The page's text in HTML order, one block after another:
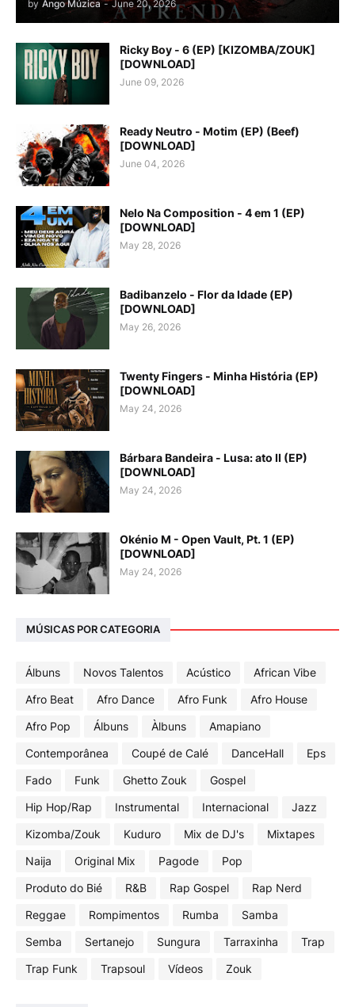
by Ango Múzica - June 20, 2026
Ricky Boy - 6 (EP) [KIZOMBA/ZOUK]
[DOWNLOAD]
June 09, 2026
Ready Neutro - Motim (EP) (Beef)
[DOWNLOAD]
June 04, 2026
Nelo Na Composition - 4 em 1 (EP)
[DOWNLOAD]
May 28, 2026
Badibanzelo - Flor da Idade (EP)
[DOWNLOAD]
May 26, 2026
Twenty Fingers - Minha História (EP)
[DOWNLOAD]
May 24, 2026
Bárbara Bandeira - Lusa: ato II (EP)
[DOWNLOAD]
May 24, 2026
Okénio M - Open Vault, Pt. 1 (EP)
[DOWNLOAD]
May 24, 2026
MÚSICAS POR CATEGORIA
Álbuns Novos Talentos Acústico
African Vibe
Afro Beat
Afro Dance Afro Funk
Afro House
Afro Pop
Álbuns Àlbuns
Amapiano
Contemporânea
Coupé de Calé DanceHall
Eps
Fado
Funk Ghetto Zouk
Gospel
Hip Hop/Rap
Instrumental Internacional
Jazz
Kizomba/Zouk
Kuduro Mix de DJ's
Mixtapes
Naija
Original Mix Pagode
Pop
Produto do Bié
R&B Rap Gospel
Rap Nerd
Reggae
Rompimentos Rumba
Samba
Semba
Sertanejo Sungura Tarraxinha
Trap
Trap Funk
Trapsoul Vídeos Zouk